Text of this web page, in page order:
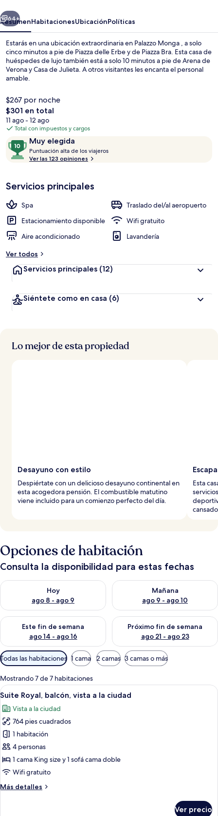
Siguiente
64+
ResumenHabitacionesUbicaciónPolíticas
Estarás en una ubicación extraordinaria en Palazzo Monga , a solo
cinco minutos a pie de Piazza delle Erbe y de Piazza Bra. Esta casa de
huéspedes de lujo también está a solo 10 minutos a pie de Arena de
Verona y Casa de Julieta. A otros visitantes les encanta el personal
amable.
$267 por noche
El
precio
total
de
$301
$301 en total
11 ago - 12 ago
Total con impuestos y cargos
OpinionesMuy elegida
10
de
10,
elegida
Puntuación alta de los viajeros
c
ó
n
t
a
e
v
Ver las 123 opiniones
Servicios principales
Spa
Traslado del/al aeropuerto
Estacionamiento disponible
Wifi gratuito
Aire acondicionado
Lavandería
Ver todos
Servicios principales (12)
Siéntete como en casa (6)
Lo mejor de esta propiedad
Desayuno con estilo
Despiértate con un delicioso desayuno continental en
esta acogedora pensión. El combustible matutino
viene incluido para un comienzo perfecto del día.
Esta
Opciones de habitación
Consulta la disponibilidad para estas fechas
Hoy
ago 8 - ago 9
Consulta la disponibilidad para hoy ago 8 - ago 9
Mañana
ago 9 - ago 10
Consulta la disponibilidad
Este fin de semana
ago 14 - ago 16
Consulta la disponibilidad para este fin de semana ago 14 -
Próximo fin de semana
ago 21 - ago 23
Consulta la disponibilidad
Filtros
disponibles
para
las
habitaciones
Todas las habitaciones 1 cama 2 camas 3 camas o más
Mostrando 7 de 7 habitaciones
Abrir
todas
las
fotos
de
Suite
Royal,
balcón,
a
Una lujosa sala de estar con un
12
Suite Royal, balcón, vista a la ciudad
Vista a la ciudad
764 pies cuadrados
1 habitación
4 personas
1 cama King size y 1 sofá cama doble
Wifi gratuito
Más detalles
Más
Ver precio